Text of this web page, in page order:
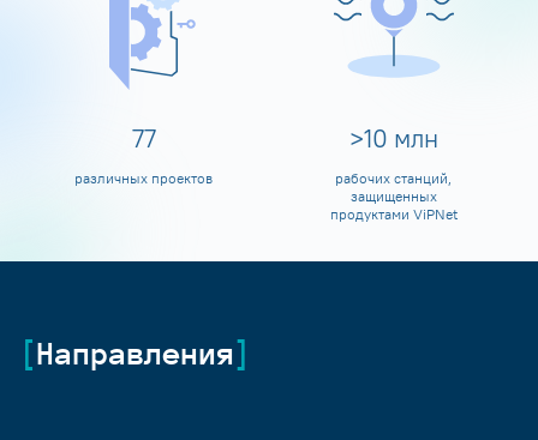
80
различных проектов
>10 млн
рабочих станций,
защищенных
продуктами ViPNet
Направления